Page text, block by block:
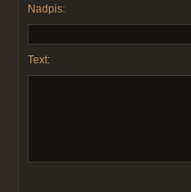
Nadpis:
Text: